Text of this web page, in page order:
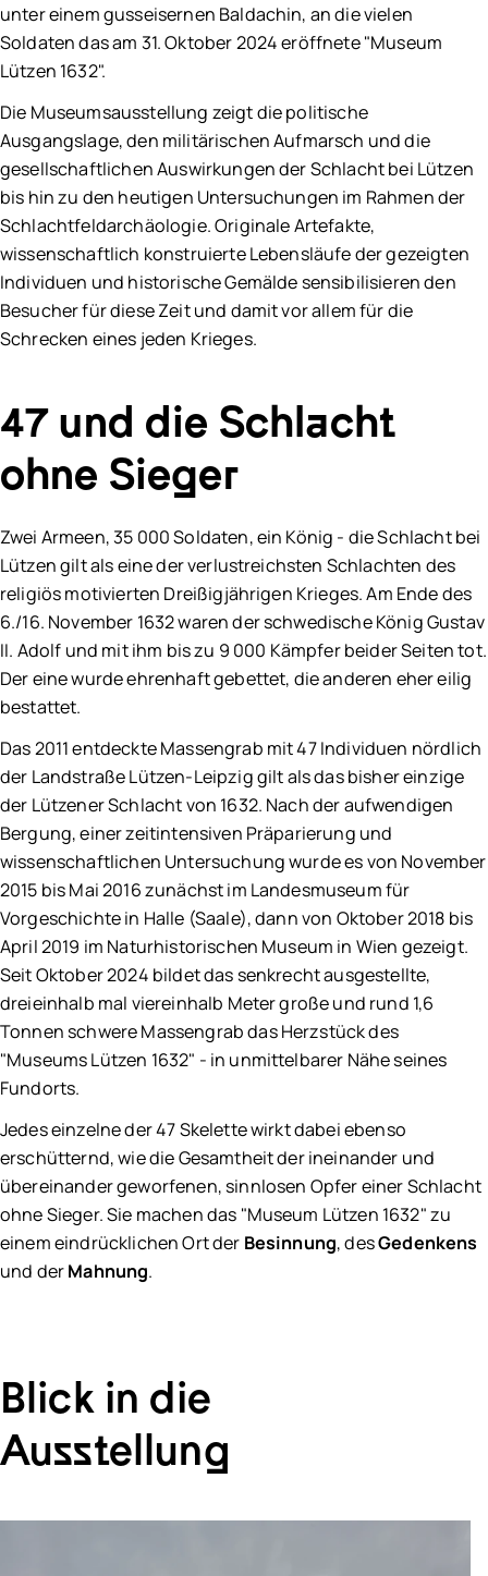
unter einem gusseisernen Baldachin, an die vielen
Soldaten das am 31. Oktober 2024 eröffnete "Museum
Lützen 1632".
Die Museumsausstellung zeigt die politische
Ausgangslage, den militärischen Aufmarsch und die
gesellschaftlichen Auswirkungen der Schlacht bei Lützen
bis hin zu den heutigen Untersuchungen im Rahmen der
Schlachtfeldarchäologie. Originale Artefakte,
wissenschaftlich konstruierte Lebensläufe der gezeigten
Individuen und historische Gemälde sensibilisieren den
Besucher für diese Zeit und damit vor allem für die
Schrecken eines jeden Krieges.
47 und die Schlacht
ohne Sieger
Zwei Armeen, 35 000 Soldaten, ein König - die Schlacht bei
Lützen gilt als eine der verlustreichsten Schlachten des
religiös motivierten Dreißigjährigen Krieges. Am Ende des
6./16. November 1632 waren der schwedische König Gustav
II. Adolf und mit ihm bis zu 9 000 Kämpfer beider Seiten tot.
Der eine wurde ehrenhaft gebettet, die anderen eher eilig
bestattet.
Das 2011 entdeckte Massengrab mit 47 Individuen nördlich
der Landstraße Lützen-Leipzig gilt als das bisher einzige
der Lützener Schlacht von 1632. Nach der aufwendigen
Bergung, einer zeitintensiven Präparierung und
wissenschaftlichen Untersuchung wurde es von November
2015 bis Mai 2016 zunächst im Landesmuseum für
Vorgeschichte in Halle (Saale), dann von Oktober 2018 bis
April 2019 im Naturhistorischen Museum in Wien gezeigt.
Seit Oktober 2024 bildet das senkrecht ausgestellte,
dreieinhalb mal viereinhalb Meter große und rund 1,6
Tonnen schwere Massengrab das Herzstück des
"Museums Lützen 1632" - in unmittelbarer Nähe seines
Fundorts.
Jedes einzelne der 47 Skelette wirkt dabei ebenso
erschütternd, wie die Gesamtheit der ineinander und
übereinander geworfenen, sinnlosen Opfer einer Schlacht
ohne Sieger. Sie machen das "Museum Lützen 1632" zu
einem eindrücklichen Ort der Besinnung, desGedenkens
und derMahnung.
Blick in die
Ausstellung